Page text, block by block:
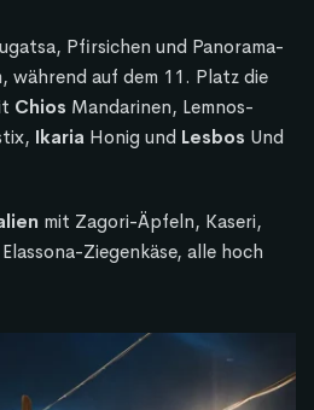
Pfirsichen und Panorama-
während auf dem 11. Platz die
Chios Mandarinen, Lemnos-
Ikaria Honig und Lesbos Und
mit Zagori-Äpfeln, Kaseri,
Ziegenkäse, alle hoch